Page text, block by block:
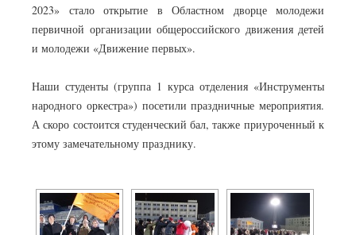
2023» стало открытие в Областном дворце молодежи
первичной организации общероссийского движения детей
и молодежи «Движение первых».
Наши студенты (группа 1 курса отделения «Инструменты
народного оркестра») посетили праздничные мероприятия.
А скоро состоится студенческий бал, также приуроченный к
этому замечательному празднику.